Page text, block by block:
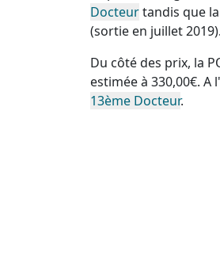
Docteurtandis que
(sortie en juillet
Du côté des prix, la
estimée à 330,00€. A
13ème Docteur.